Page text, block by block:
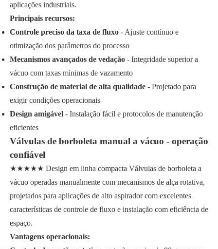
aplicações industriais.
Principais recursos:
Controle preciso da taxa de fluxo - Ajuste contínuo e
otimização dos parâmetros do processo
Mecanismos avançados de vedação - Integridade superior a
vácuo com taxas mínimas de vazamento
Construção de material de alta qualidade - Projetado para
exigir condições operacionais
Design amigável - Instalação fácil e protocolos de manutenção
eficientes
Válvulas de borboleta manual a vácuo - operação
confiável
★★★★★ Design em linha compacta Válvulas de borboleta a
vácuo operadas manualmente com mecanismos de alça rotativa,
projetados para aplicações de alto aspirador com excelentes
características de controle de fluxo e instalação com eficiência de
espaço.
Vantagens operacionais: